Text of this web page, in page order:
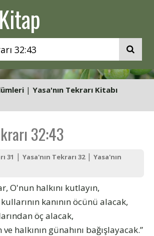
| Yasa'nın Tekrarı Kitabı
32:43
31 | Yasa'nın Tekrarı 32| Yasa'nın
O'nun halkını kutlayın,
kanının öcünü alacak,
öç alacak,
halkının günahını bağışlayacak.”